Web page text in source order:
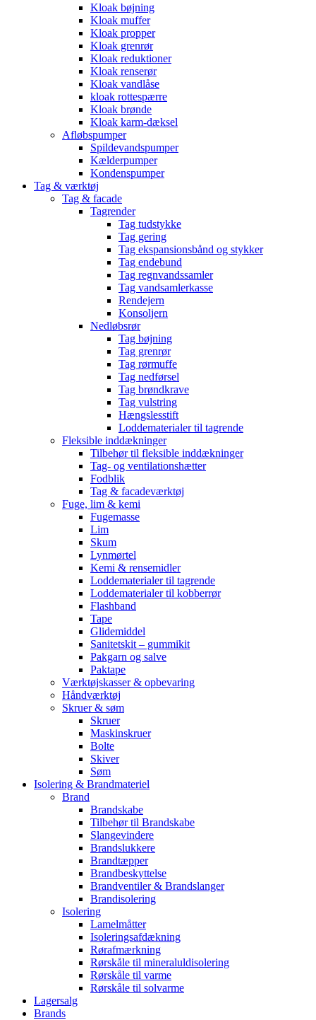
Kloak bøjning
Kloak muffer
Kloak propper
Kloak grenrør
Kloak reduktioner
Kloak renserør
Kloak vandlåse
kloak rottespærre
Kloak brønde
Kloak karm-dæksel
Afløbspumper
Spildevandspumper
Kælderpumper
Kondenspumper
Tag & værktøj
Tag & facade
Tagrender
Tag tudstykke
Tag gering
Tag ekspansionsbånd og stykker
Tag endebund
Tag regnvandssamler
Tag vandsamlerkasse
Rendejern
Konsoljern
Nedløbsrør
Tag bøjning
Tag grenrør
Tag rørmuffe
Tag nedførsel
Tag brøndkrave
Tag vulstring
Hængslesstift
Loddematerialer til tagrende
Fleksible inddækninger
Tilbehør til fleksible inddækninger
Tag- og ventilationshætter
Fodblik
Tag & facadeværktøj
Fuge, lim & kemi
Fugemasse
Lim
Skum
Lynmørtel
Kemi & rensemidler
Loddematerialer til tagrende
Loddematerialer til kobberrør
Flashband
Tape
Glidemiddel
Sanitetskit – gummikit
Pakgarn og salve
Paktape
Værktøjskasser & opbevaring
Håndværktøj
Skruer & søm
Skruer
Maskinskruer
Bolte
Skiver
Søm
Isolering & Brandmateriel
Brand
Brandskabe
Tilbehør til Brandskabe
Slangevindere
Brandslukkere
Brandtæpper
Brandbeskyttelse
Brandventiler & Brandslanger
Brandisolering
Isolering
Lamelmåtter
Isoleringsafdækning
Rørafmærkning
Rørskåle til mineraluldisolering
Rørskåle til varme
Rørskåle til solvarme
Lagersalg
Brands